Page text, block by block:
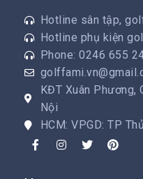
Hotline sân tập,
Hotline phụ kiện
Phone: 0246 655
KĐT Xuân Phương,
Nội
HCM: VPGD: TP